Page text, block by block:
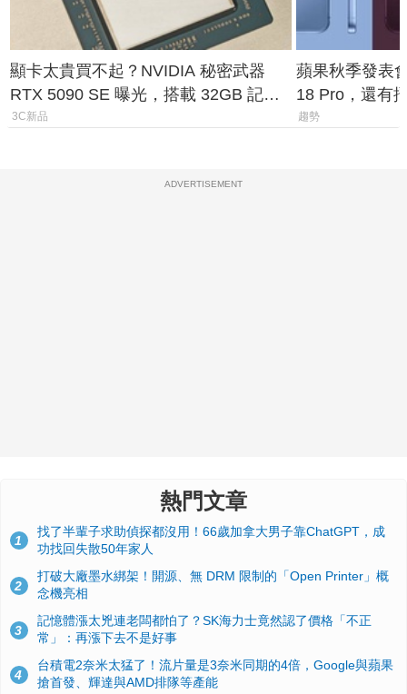
顯卡太貴買不起？NVIDIA 秘密武器
RTX 5090 SE 曝光，搭載 32GB 記憶
體
3C新品
蘋果秋季發表
18 Pro，還有
測一次看
趨勢
ADVERTISEMENT
熱門文章
1
找了半輩子求助偵探都沒用！66歲加拿大男子靠ChatGPT，成
功找回失散50年家人
2
打破大廠墨水綁架！開源、無 DRM 限制的「Open Printer」概
念機亮相
3
記憶體漲太兇連老闆都怕了？SK海力士竟然認了價格「不正
常」：再漲下去不是好事
4
台積電2奈米太猛了！流片量是3奈米同期的4倍，Google與蘋果
搶首發、輝達與AMD排隊等產能